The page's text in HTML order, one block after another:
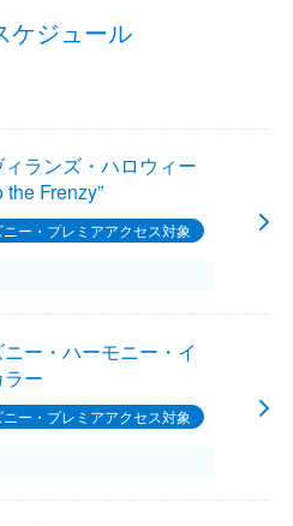
ケジュール
ランズ・ハロウィー
the Frenzy”
ー・プレミアアクセス対象
ー・ハーモニー・イ
ー
ー・プレミアアクセス対象